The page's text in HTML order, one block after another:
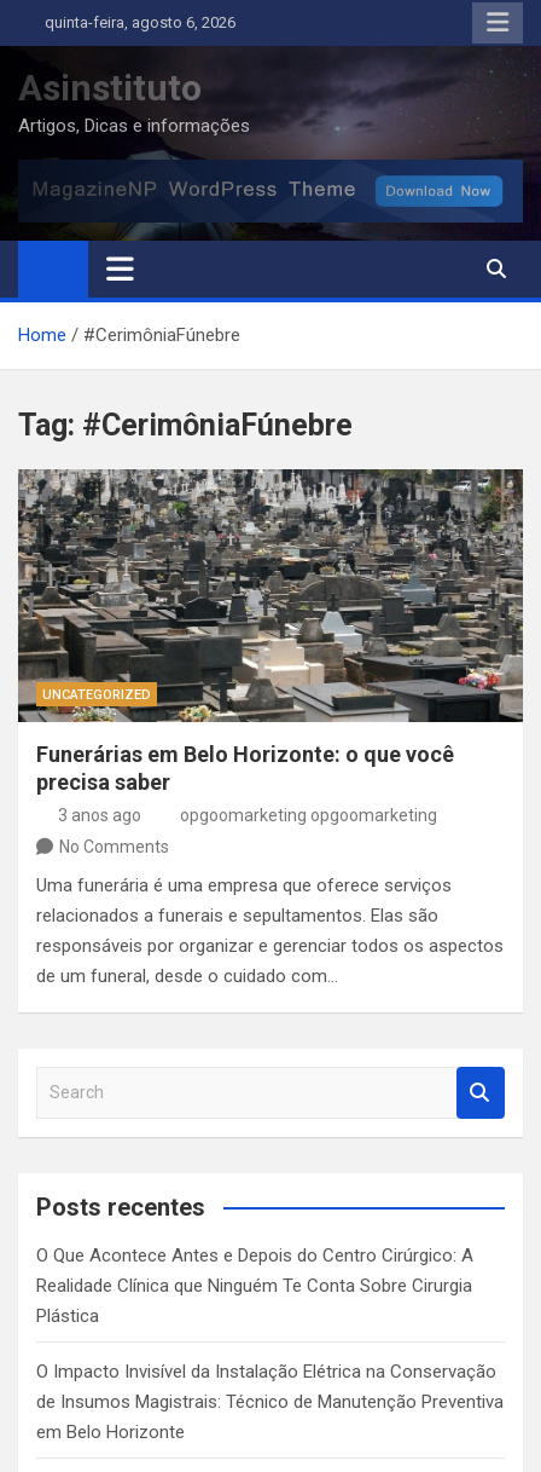
to
content
quinta-feira, agosto 6, 2026
Asinstituto
Artigos, Dicas e informações
Home #CerimôniaFúnebre
Tag: #CerimôniaFúnebre
UNCATEGORIZED
Funerárias em Belo Horizonte: o que você
precisa saber
3 anos ago
opgoomarketing opgoomarketing
No Comments
Uma funerária é uma empresa que oferece serviços
relacionados a funerais e sepultamentos. Elas são
responsáveis por organizar e gerenciar todos os aspectos
de um funeral, desde o cuidado com…
a
c
Posts recentes
O Que Acontece Antes e Depois do Centro Cirúrgico: A
Realidade Clínica que Ninguém Te Conta Sobre Cirurgia
Plástica
O Impacto Invisível da Instalação Elétrica na Conservação
de Insumos Magistrais: Técnico de Manutenção Preventiva
em Belo Horizonte